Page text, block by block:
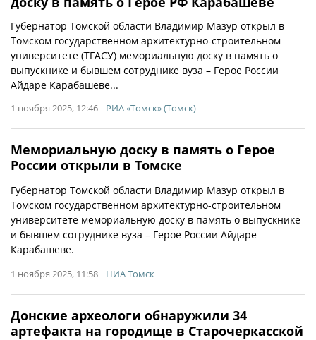
Губернатор Томской области Владимир Мазур открыл в
Томском государственном архитектурно-строительном
университете (ТГАСУ) мемориальную доску в память о
выпускнике и бывшем сотруднике вуза – Герое России
Айдаре Карабашеве...
1 ноября 2025, 12:46 РИА «Томск» (Томск)
Мемориальную доску в память о Герое
России открыли в Томске
Губернатор Томской области Владимир Мазур открыл в
Томском государственном архитектурно-строительном
университете мемориальную доску в память о выпускнике
и бывшем сотруднике вуза – Герое России Айдаре
Карабашеве.
1 ноября 2025, 11:58 НИА Томск
Донские археологи обнаружили 34
артефакта на городище в Старочеркасской